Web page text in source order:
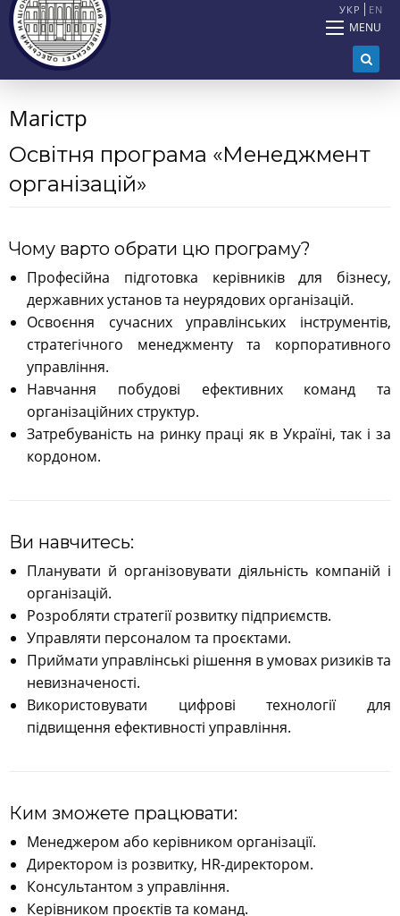
УКР EN
MENU
Магістр
Освітня програма «Менеджмент
організацій»
Чому варто обрати цю програму?
Професійна підготовка керівників для бізнесу,
державних установ та неурядових організацій.
Освоєння сучасних управлінських інструментів,
стратегічного менеджменту та корпоративного
управління.
Навчання побудові ефективних команд та
організаційних структур.
Затребуваність на ринку праці як в Україні, так і за
кордоном.
Ви навчитесь:
Планувати й організовувати діяльність компаній і
організацій.
Розробляти стратегії розвитку підприємств.
Управляти персоналом та проєктами.
Приймати управлінські рішення в умовах ризиків та
невизначеності.
Використовувати цифрові технології для
підвищення ефективності управління.
Ким зможете працювати:
Менеджером або керівником організації.
Директором із розвитку, HR-директором.
Консультантом з управління.
Керівником проєктів та команд.